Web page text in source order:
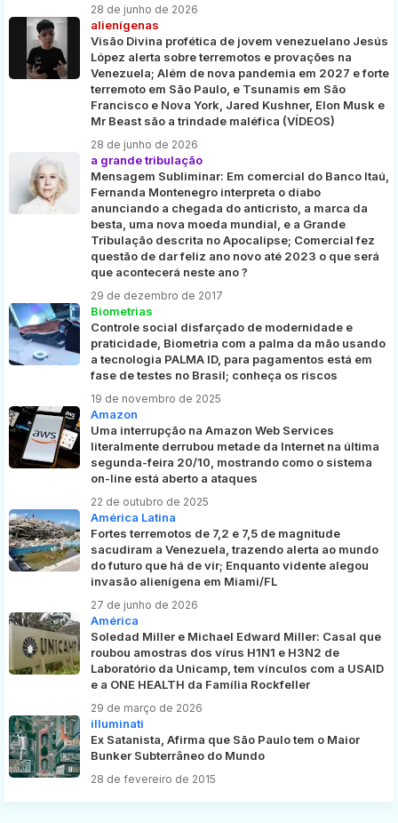
28 de junho de 2026
alienígenas
Visão Divina profética de jovem venezuelano Jesús
López alerta sobre terremotos e provações na
Venezuela; Além de nova pandemia em 2027 e forte
terremoto em São Paulo, e Tsunamis em São
Francisco e Nova York, Jared Kushner, Elon Musk e
Mr Beast são a trindade maléfica (VÍDEOS)
28 de junho de 2026
a grande tribulação
Mensagem Subliminar: Em comercial do Banco Itaú,
Fernanda Montenegro interpreta o diabo
anunciando a chegada do anticristo, a marca da
besta, uma nova moeda mundial, e a Grande
Tribulação descrita no Apocalipse; Comercial fez
questão de dar feliz ano novo até 2023 o que será
que acontecerá neste ano ?
29 de dezembro de 2017
Biometrias
Controle social disfarçado de modernidade e
praticidade, Biometria com a palma da mão usando
a tecnologia PALMA ID, para pagamentos está em
fase de testes no Brasil; conheça os riscos
19 de novembro de 2025
Amazon
Uma interrupção na Amazon Web Services
literalmente derrubou metade da Internet na última
segunda-feira 20/10, mostrando como o sistema
on-line está aberto a ataques
22 de outubro de 2025
América Latina
Fortes terremotos de 7,2 e 7,5 de magnitude
sacudiram a Venezuela, trazendo alerta ao mundo
do futuro que há de vir; Enquanto vidente alegou
invasão alienígena em Miami/FL
27 de junho de 2026
América
Soledad Miller e Michael Edward Miller: Casal que
roubou amostras dos vírus H1N1 e H3N2 de
Laboratório da Unicamp, tem vínculos com a USAID
e a ONE HEALTH da Família Rockfeller
29 de março de 2026
illuminati
Ex Satanista, Afirma que São Paulo tem o Maior
Bunker Subterrâneo do Mundo
28 de fevereiro de 2015